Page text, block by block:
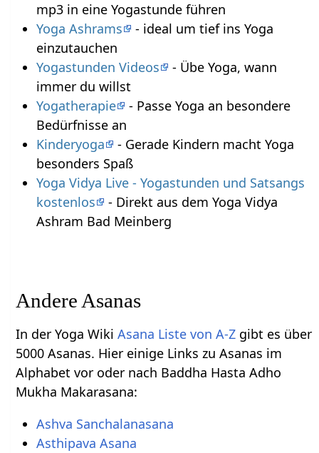
mp3 in eine Yogastunde führen
Yoga Ashrams
- ideal um tief ins Yoga
einzutauchen
Yogastunden Videos
- Übe Yoga, wann
immer du willst
Yogatherapie
- Passe Yoga an besondere
Bedürfnisse an
Kinderyoga
- Gerade Kindern macht Yoga
besonders Spaß
Yoga Vidya Live - Yogastunden und Satsangs
kostenlos
- Direkt aus dem Yoga Vidya
Ashram Bad Meinberg
Andere Asanas
In der Yoga WikiAsana Liste von A-Z gibt es über
5000 Asanas. Hier einige Links zu Asanas im
Alphabet vor oder nach Baddha Hasta Adho
Mukha Makarasana:
Ashva Sanchalanasana
Asthipava Asana